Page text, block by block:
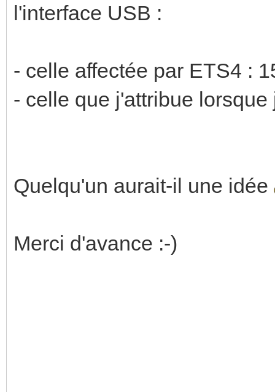
l'interface USB :
- celle affectée par ETS4 :
- celle que j'attribue
Quelqu'un aurait-il une idée
Merci d'avance :-)